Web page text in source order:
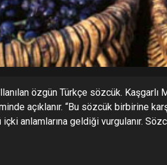
özgün Türkçe sözcük. Kaşgarlı
açıklanır. “Bu sözcük birbirine
anlamlarına geldiği vurgulanır.